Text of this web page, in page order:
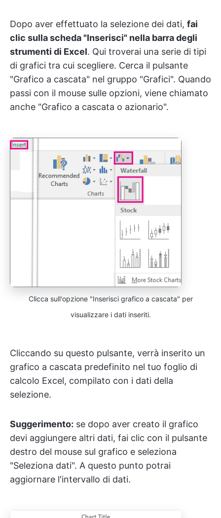
Dopo aver effettuato la selezione dei dati, fai
clic sulla scheda "Inserisci" nella barra degli
strumenti di Excel. Qui troverai una serie di tipi
di grafici tra cui scegliere. Cerca il pulsante
"Grafico a cascata" nel gruppo "Grafici". Quando
passi con il mouse sulle opzioni, viene chiamato
anche "Grafico a cascata o azionario".
Clicca sull'opzione "Inserisci grafico a cascata" per
visualizzare i dati inseriti.
Cliccando su questo pulsante, verrà inserito un
grafico a cascata predefinito nel tuo foglio di
calcolo Excel, compilato con i dati della
selezione.
Suggerimento: se dopo aver creato il grafico
devi aggiungere altri dati, fai clic con il pulsante
destro del mouse sul grafico e seleziona
"Seleziona dati". A questo punto potrai
aggiornare l'intervallo di dati.